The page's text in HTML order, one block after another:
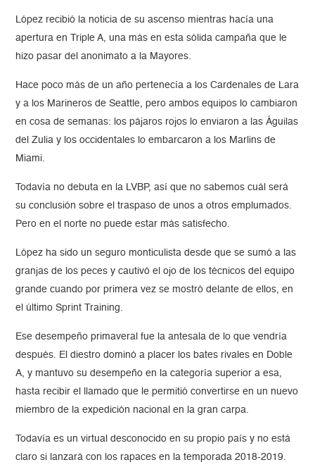
López recibió la noticia de su ascenso mientras hacía una
apertura en Triple A, una más en esta sólida campaña que le
hizo pasar del anonimato a la Mayores.
Hace poco más de un año pertenecía a los Cardenales de Lara
y a los Marineros de Seattle, pero ambos equipos lo cambiaron
en cosa de semanas: los pájaros rojos lo enviaron a las Águilas
del Zulia y los occidentales lo embarcaron a los Marlins de
Miami.
Todavía no debuta en la LVBP, así que no sabemos cuál será
su conclusión sobre el traspaso de unos a otros emplumados.
Pero en el norte no puede estar más satisfecho.
López ha sido un seguro monticulista desde que se sumó a las
granjas de los peces y cautivó el ojo de los técnicos del equipo
grande cuando por primera vez se mostró delante de ellos, en
el último Sprint Training.
Ese desempeño primaveral fue la antesala de lo que vendría
después. El diestro dominó a placer los bates rivales en Doble
A, y mantuvo su desempeño en la categoría superior a esa,
hasta recibir el llamado que le permitió convertirse en un nuevo
miembro de la expedición nacional en la gran carpa.
Todavía es un virtual desconocido en su propio país y no está
claro si lanzará con los rapaces en la temporada 2018-2019.